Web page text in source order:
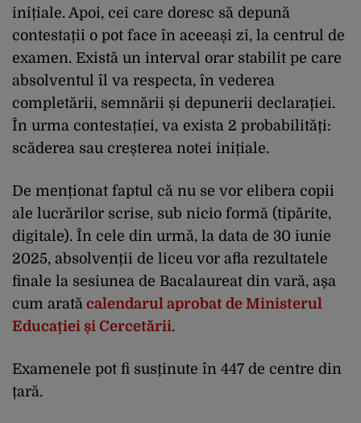
inițiale. Apoi, cei care doresc să depună
contestații o pot face în aceeași zi, la centrul de
examen. Există un interval orar stabilit pe care
absolventul îl va respecta, în vederea
completării, semnării și depunerii declarației.
În urma contestației, va exista 2 probabilități:
scăderea sau creșterea notei inițiale.
De menționat faptul că nu se vor elibera copii
ale lucrărilor scrise, sub nicio formă (tipărite,
digitale). În cele din urmă, la data de 30 iunie
2025, absolvenții de liceu vor afla rezultatele
finale la sesiunea de Bacalaureat din vară, așa
cum arată calendarul aprobat de Ministerul
Educației și Cercetării.
Examenele pot fi susținute în 447 de centre din
țară.